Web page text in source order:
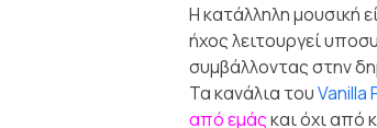
Η κατάλληλη μουσική
ήχος λειτουργεί
συμβάλλοντας στην
Τα κανάλια τουVanilla
από εμάςκαι όχι από